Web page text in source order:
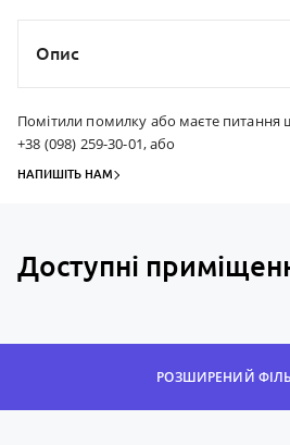
Опис
Помітили помилку або маєте питання
+38 (098) 259-30-01, або
НАПИШІТЬ НАМ
Доступні
РОЗШИРЕНИЙ